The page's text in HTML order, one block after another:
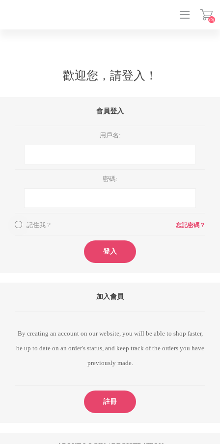
(0)
歡迎您，請登入！
會員登入
用戶名:
密碼:
記住我？ 忘記密碼？
登入
加入會員
By creating an account on our website, you will be able to shop faster,
be up to date on an order's status, and keep track of the orders you have
previously made.
註冊